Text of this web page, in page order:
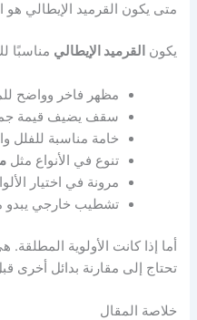
متى يكون القرميد الإيطالي هو
يكون القرميد الإيطالي مناسبًا
مظهر فاخر وواضح
سقف يضيف قيمة
خامة مناسبة للفلل
تنوع في الأنواع مثل
مرونة في اختيار
تشطيب خارجي يبدو
أما إذا كانت الأولوية
تحتاج إلى مقارنة بدائل أخرى
خلاصة المقال